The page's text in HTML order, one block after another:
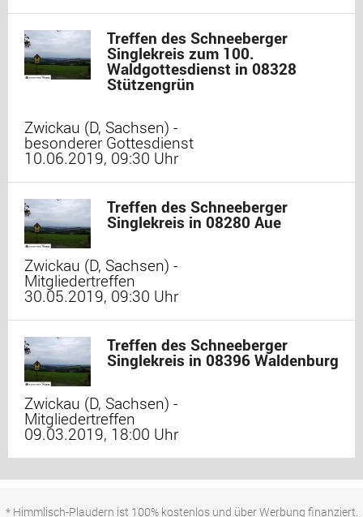
Treffen des Schneeberger
Singlekreis zum 100.
Waldgottesdienst in 08328
Stützengrün
Zwickau (D, Sachsen) -
besonderer Gottesdienst
10.06.2019, 09:30 Uhr
Treffen des Schneeberger
Singlekreis in 08280 Aue
Zwickau (D, Sachsen) -
Mitgliedertreffen
30.05.2019, 09:30 Uhr
Treffen des Schneeberger
Singlekreis in 08396 Waldenburg
Zwickau (D, Sachsen) -
Mitgliedertreffen
09.03.2019, 18:00 Uhr
* Himmlisch-Plaudern ist 100% kostenlos und über Werbung finanziert.